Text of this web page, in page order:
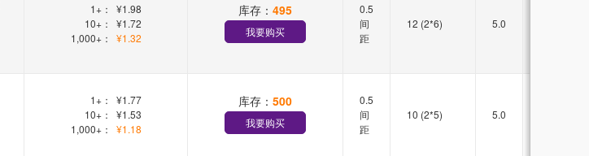
1+：
¥1.98
10+：
¥1.72
1,000+：
¥1.32
库存： 495
我要购买
0.5
间
距
12 (2*6) 5.0
1+：
¥1.77
10+：
¥1.53
1,000+：
¥1.18
库存： 500
我要购买
0.5
间
距
10 (2*5) 5.0